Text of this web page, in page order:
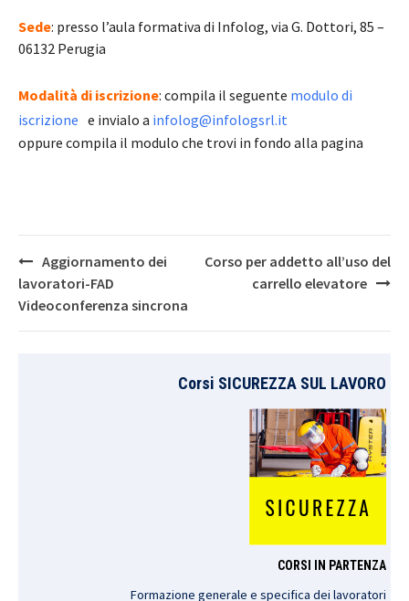
Sede: presso l’aula formativa di Infolog, via G. Dottori, 85 –
06132 Perugia
Modalità di iscrizione: compila il seguente modulo di
iscrizione e invialo a infolog@infologsrl.it
oppure compila il modulo che trovi in fondo alla pagina
Post
navigation
Aggiornamento dei
lavoratori-FAD
Videoconferenza sincrona
Corso per addetto all’uso del
carrello elevatore
Corsi SICUREZZA SUL LAVORO
CORSI IN PARTENZA
Formazione generale e specifica dei lavoratori